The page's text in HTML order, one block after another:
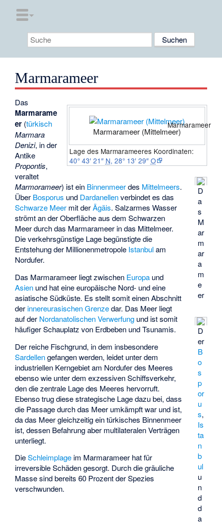
Marmarameer
Marmarameer (Mittelmeer)
Marmarameer
Lage des Marmarameeres Koordinaten:
40° 43′ 21″ N, 28° 13′ 29″ O
D
a
s
M
ar
m
ar
a
m
e
er
D
er
B
o
s
p
or
u
s,
Is
ta
n
b
ul
u
n
d
d
a
Das
Marmarame
er (türkisch
Marmara
Denizi, in der
Antike
Propontis,
veraltet
Marmorameer) ist ein Binnenmeerdes Mittelmeers.
Über Bosporus und Dardanellenverbindet es das
Schwarze Meer mit derÄgäis. Salzarmes Wasser
strömt an der Oberfläche aus dem Schwarzen
Meer durch das Marmarameer in das Mittelmeer.
Die verkehrsgünstige Lage begünstigte die
Entstehung der Millionenmetropole Istanbulam
Nordufer.
Das Marmarameer liegt zwischen Europa und
Asien und hat eine europäische Nord- und eine
asiatische Südküste. Es stellt somit einen Abschnitt
der innereurasischen Grenzedar. Das Meer liegt
auf der Nordanatolischen Verwerfung und ist somit
häufiger Schauplatz von Erdbeben und Tsunamis.
Der reiche Fischgrund, in dem insbesondere
Sardellengefangen werden, leidet unter dem
industriellen Kerngebiet am Nordufer des Meeres
ebenso wie unter dem exzessiven Schiffsverkehr,
den die zentrale Lage des Meeres hervorruft.
Ebenso trug diese strategische Lage dazu bei, dass
die Passage durch das Meer umkämpft war und ist,
da das Meer gleichzeitig ein türkisches Binnenmeer
ist, dessen Befahrung aber multilateralen Verträgen
unterliegt.
DieSchleimplage im Marmarameer hat für
irreversible Schäden gesorgt. Durch die gräuliche
Masse sind bereits 60 Prozent der Spezies
verschwunden.